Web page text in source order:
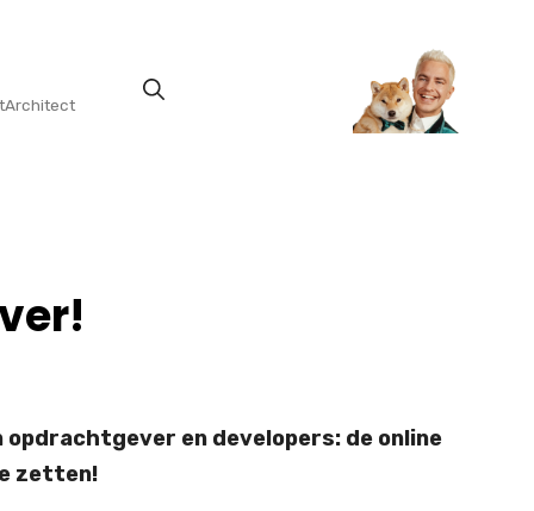
en developers: de online
zetten!